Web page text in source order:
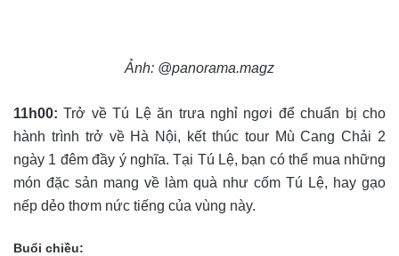
Ảnh: @panorama.magz
11h00: Trở về Tú Lệ ăn trưa nghỉ ngơi để chuẩn bị cho
hành trình trở về Hà Nội, kết thúc tour Mù Cang Chải 2
ngày 1 đêm đầy ý nghĩa. Tại Tú Lệ, bạn có thể mua những
món đặc sản mang về làm quà như cốm Tú Lệ, hay gạo
nếp dẻo thơm nức tiếng của vùng này.
Buổi chiều: